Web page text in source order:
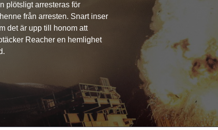
plötsligt arresteras för
från arresten. Snart inser
det är upp till honom att
Reacher en hemlighet